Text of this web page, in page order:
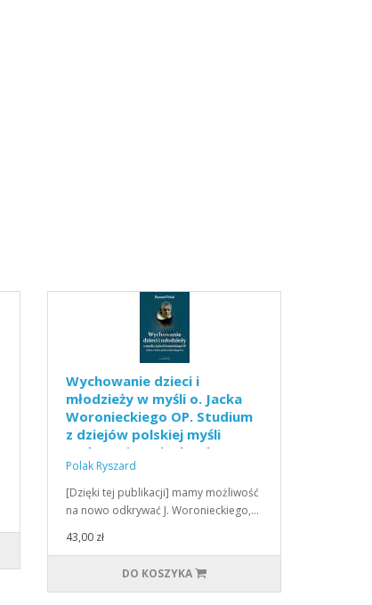
Wychowanie dzieci i
młodzieży w myśli o. Jacka
Woronieckiego OP. Studium
z dziejów polskiej myśli
pedagogicznej (Ebook)PDF)
Polak Ryszard
[Dzięki tej publikacji] mamy możliwość
na nowo odkrywać J. Woronieckiego,…
43,00 zł
DO KOSZYKA